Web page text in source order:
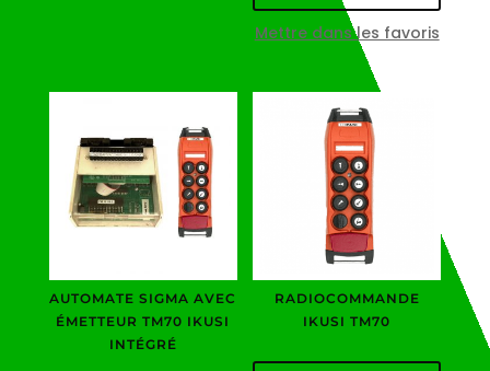
Mettre dans les favoris
AUTOMATE SIGMA AVEC
ÉMETTEUR TM70 IKUSI
INTÉGRÉ
RADIOCOMMANDE
IKUSI TM70